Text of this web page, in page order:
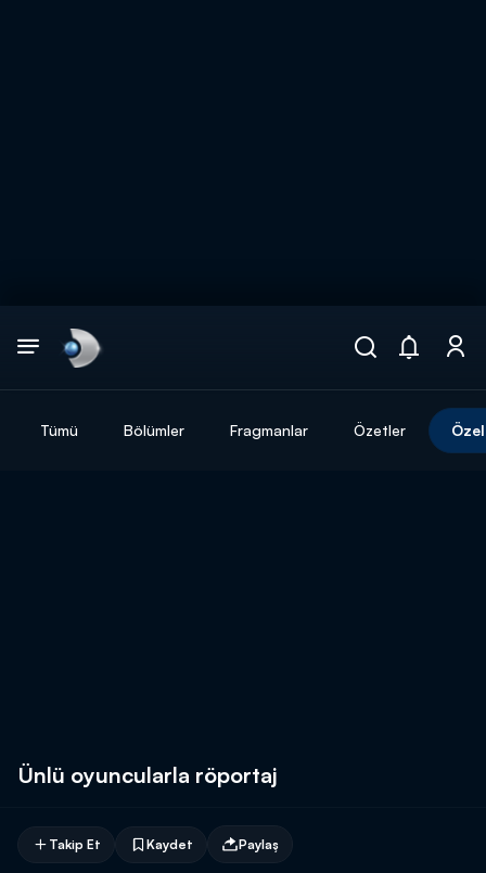
Tümü Bölümler Fragmanlar Özetler
Ünlü oyuncularla röportaj
Takip Et Kaydet Paylaş